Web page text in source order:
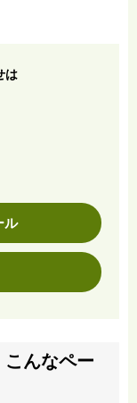
は
ル
んなペー